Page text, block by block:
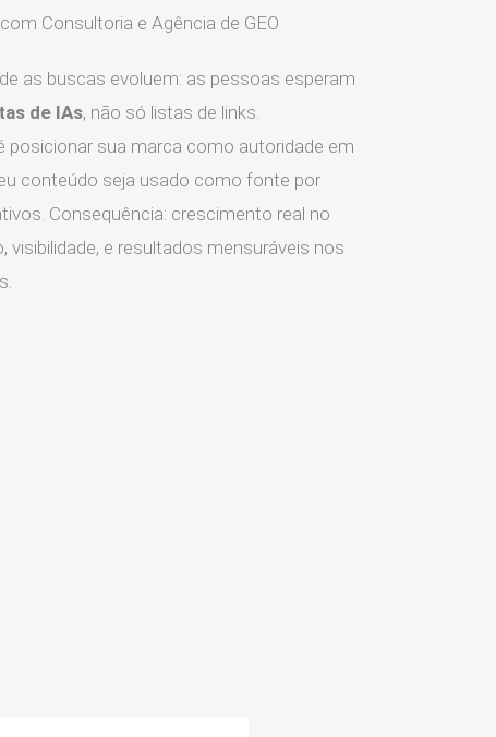
Consultoria e Agência de GEO
as buscas evoluem: as pessoas esperam
de IAs, não só listas de links.
posicionar sua marca como autoridade em
conteúdo seja usado como fonte por
Consequência: crescimento real no
visibilidade, e resultados mensuráveis nos